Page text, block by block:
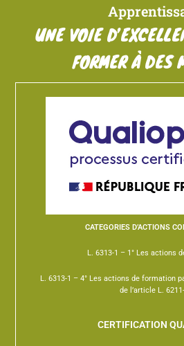
UNE VOIE
FORMER À DES
CATEGORIES D’ACTIONS
L. 6313-1 – 1° Les actions
L. 6313-1 – 4° Les actions de formation
de l’article L.
CERTIFICATION